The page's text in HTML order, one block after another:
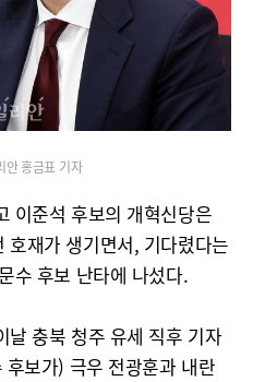
홍금표 기자
이준석 후보의 개혁신당은
호재가 생기면서, 기다렸다는
수 후보 난타에 나섰다.
날 충북 청주 유세 직후 기자
보가) 극우 전광훈과 내란